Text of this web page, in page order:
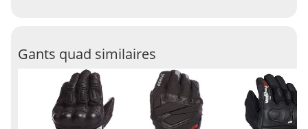
Gants quad similaires